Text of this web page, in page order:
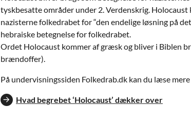
tyskbesatte områder under 2. Verdenskrig.
nazisterne folkedrabet for “den endelige løsning på
hebraiske betegnelse for folkedrabet.
Ordet Holocaust kommer af græsk og bliver i Biblen
brændoffer).
På undervisningssiden Folkedrab.dk kan du læse
Hvad begrebet ‘Holocaust’ dækker over